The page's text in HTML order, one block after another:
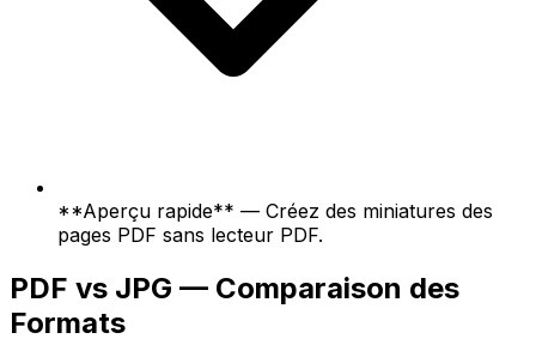
**Aperçu rapide** — Créez des miniatures des
pages PDF sans lecteur PDF.
PDF vs JPG — Comparaison des
Formats